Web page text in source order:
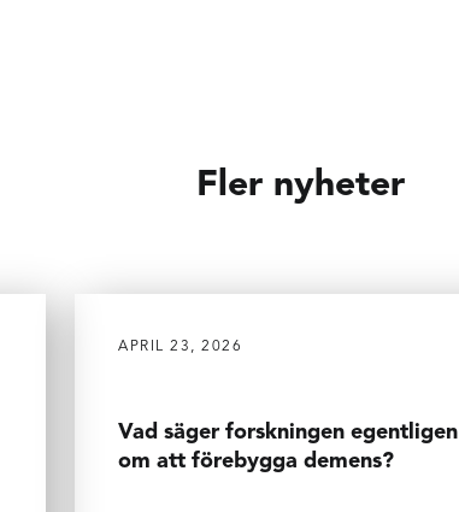
Fler nyheter
APRIL 23, 2026
Vad säger forskningen egentligen
om att förebygga demens?